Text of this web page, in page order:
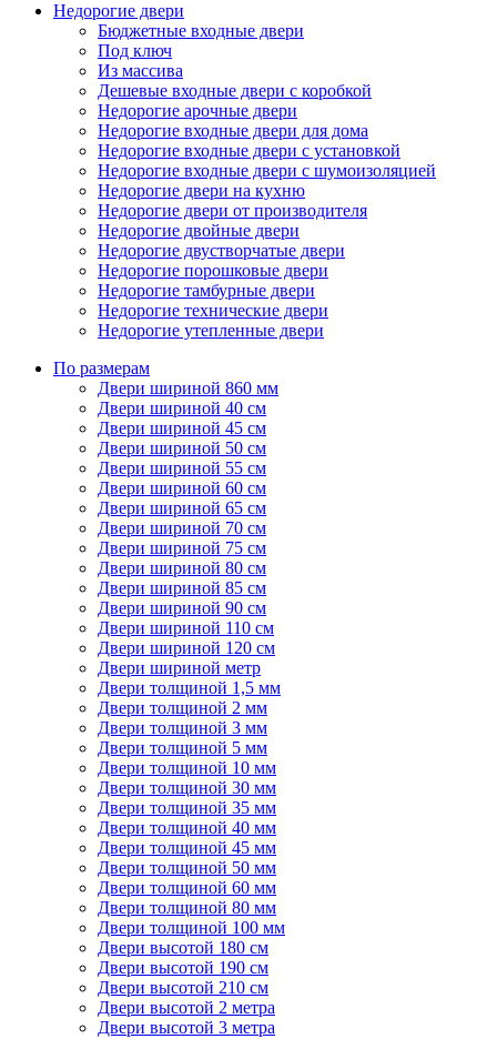
Недорогие двери
Бюджетные входные двери
Под ключ
Из массива
Дешевые входные двери с коробкой
Недорогие арочные двери
Недорогие входные двери для дома
Недорогие входные двери с установкой
Недорогие входные двери с шумоизоляцией
Недорогие двери на кухню
Недорогие двери от производителя
Недорогие двойные двери
Недорогие двустворчатые двери
Недорогие порошковые двери
Недорогие тамбурные двери
Недорогие технические двери
Недорогие утепленные двери
По размерам
Двери шириной 860 мм
Двери шириной 40 см
Двери шириной 45 см
Двери шириной 50 см
Двери шириной 55 см
Двери шириной 60 см
Двери шириной 65 см
Двери шириной 70 см
Двери шириной 75 см
Двери шириной 80 см
Двери шириной 85 см
Двери шириной 90 см
Двери шириной 110 см
Двери шириной 120 см
Двери шириной метр
Двери толщиной 1,5 мм
Двери толщиной 2 мм
Двери толщиной 3 мм
Двери толщиной 5 мм
Двери толщиной 10 мм
Двери толщиной 30 мм
Двери толщиной 35 мм
Двери толщиной 40 мм
Двери толщиной 45 мм
Двери толщиной 50 мм
Двери толщиной 60 мм
Двери толщиной 80 мм
Двери толщиной 100 мм
Двери высотой 180 см
Двери высотой 190 см
Двери высотой 210 см
Двери высотой 2 метра
Двери высотой 3 метра